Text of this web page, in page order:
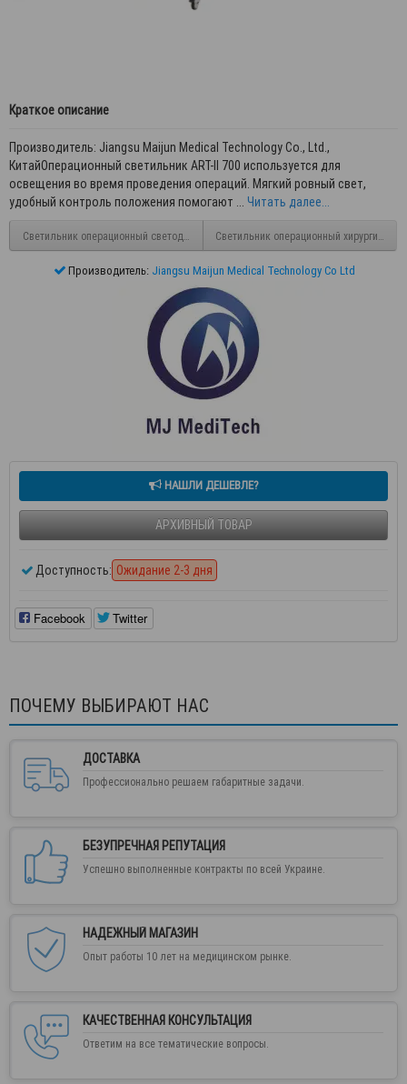
Краткое описание
Производитель: Jiangsu Maijun Medical Technology Co., Ltd.,
КитайОперационный светильник ART-II 700 используется для
освещения во время проведения операций. Мягкий ровный свет,
удобный контроль положения помогают ... Читать далее...
Светильник операционный светодиодный ART-II 500Светильник операционный
Производитель: Jiangsu Maijun Medical Technology Co Ltd
НАШЛИ ДЕШЕВЛЕ?
АРХИВНЫЙ ТОВАР
Доступность: Ожидание 2-3 дня
Facebook Twitter
ПОЧЕМУ ВЫБИРАЮТ НАС
ДОСТАВКА
Профессионально решаем габаритные задачи.
БЕЗУПРЕЧНАЯ РЕПУТАЦИЯ
Успешно выполненные контракты по всей Украине.
НАДЕЖНЫЙ МАГАЗИН
Опыт работы 10 лет на медицинском рынке.
КАЧЕСТВЕННАЯ КОНСУЛЬТАЦИЯ
Ответим на все тематические вопросы.